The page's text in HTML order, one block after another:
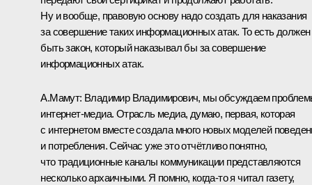
Ну и вообще, правовую основу надо создать для наказания
за совершение таких информационных атак. То есть должен
быть закон, который наказывал бы за совершение
информационных атак.
А.Мамут: Владимир Владимирович, мы обсуждаем
интернет-медиа. Отрасль медиа, думаю, первая, которая
с интернетом вместе создала много новых моделей
и потребления. Сейчас уже это отчётливо понятно,
что традиционные каналы коммуникации представляются
несколько архаичными. Я помню, когда‑то я читал газету,